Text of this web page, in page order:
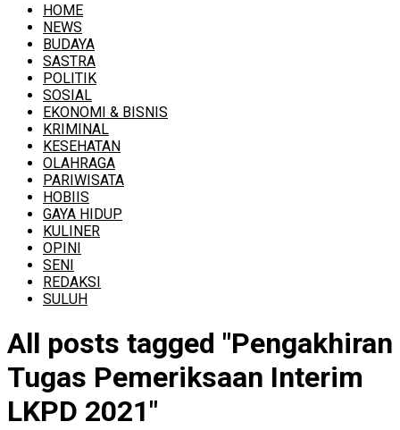
HOME
NEWS
BUDAYA
SASTRA
POLITIK
SOSIAL
EKONOMI & BISNIS
KRIMINAL
KESEHATAN
OLAHRAGA
PARIWISATA
HOBIIS
GAYA HIDUP
KULINER
OPINI
SENI
REDAKSI
SULUH
All posts tagged "Pengakhiran
Tugas Pemeriksaan Interim
LKPD 2021"